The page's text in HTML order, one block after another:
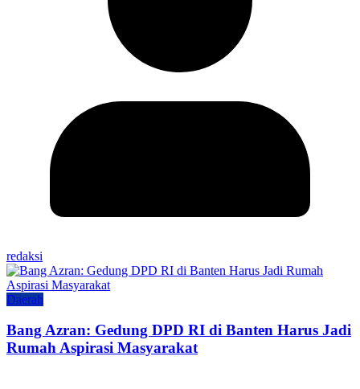
redaksi
Daerah
Bang Azran: Gedung DPD RI di Banten Harus Jadi
Rumah Aspirasi Masyarakat